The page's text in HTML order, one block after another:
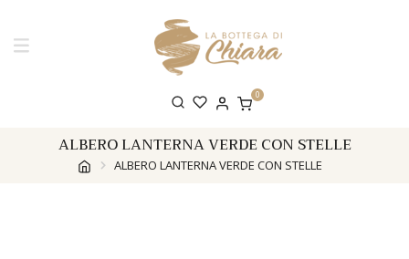
0
ALBERO LANTERNA VERDE CON STELLE
ALBERO LANTERNA VERDE CON STELLE